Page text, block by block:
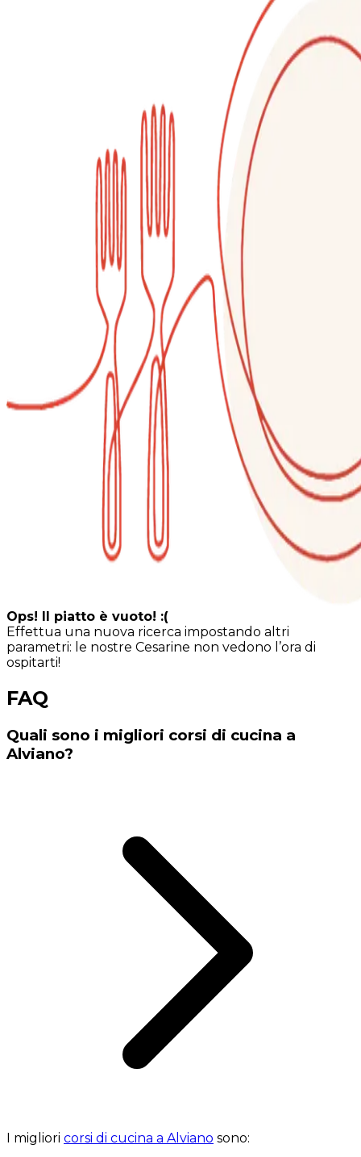
Ops! Il piatto è vuoto! :(
Effettua una nuova ricerca impostando altri
parametri: le nostre Cesarine non vedono l’ora di
ospitarti!
FAQ
Quali sono i migliori corsi di cucina a
Alviano?
I migliori corsi di cucina a Alviano sono: